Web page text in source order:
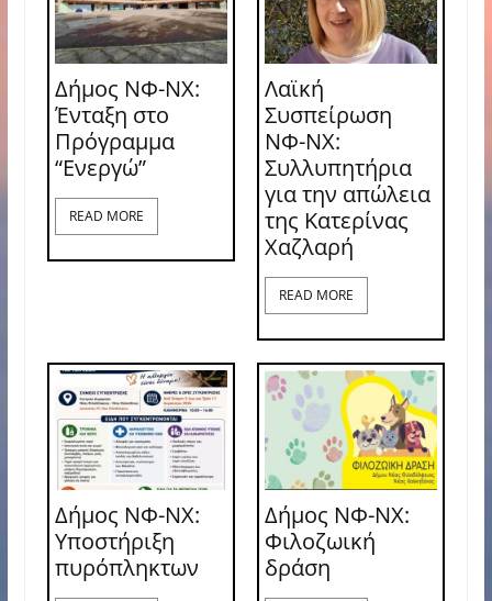
Δήμος ΝΦ-ΝΧ:
Ένταξη στο
Πρόγραμμα
“Ενεργώ”
READ MORE
Λαϊκή
Συσπείρωση
ΝΦ-ΝΧ:
Συλλυπητήρια
για την απώλεια
της Κατερίνας
Χαζλαρή
READ MORE
Δήμος ΝΦ-ΝΧ:
Υποστήριξη
πυρόπληκτων
Δήμος ΝΦ-ΝΧ:
Φιλοζωική
δράση